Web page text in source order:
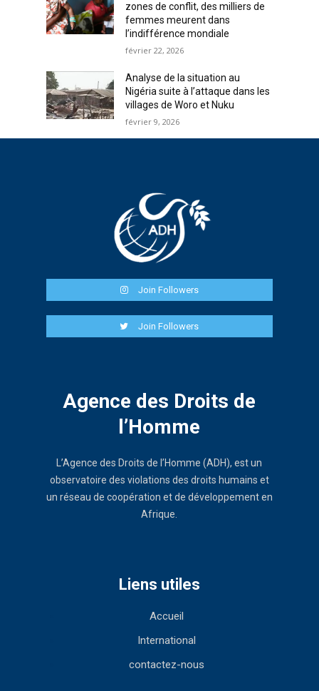
zones de conflit, des milliers de
femmes meurent dans
l’indifférence mondiale
février 22, 2026
Analyse de la situation au
Nigéria suite à l’attaque dans les
villages de Woro et Nuku
février 9, 2026
Join Followers
Join Followers
Agence des Droits de
l’Homme
L’Agence des Droits de l’Homme (ADH), est un
observatoire des violations des droits humains et
un réseau de coopération et de développement en
Afrique.
Liens utiles
Accueil
International
contactez-nous